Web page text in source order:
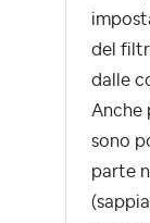
del
dalle
Anche
sono
parte